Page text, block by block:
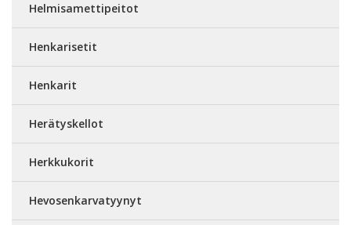
Helmisamettipeitot
Henkarisetit
Henkarit
Herätyskellot
Herkkukorit
Hevosenkarvatyynyt